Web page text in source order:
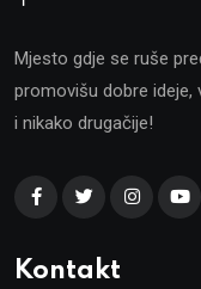
Mjesto gdje se ruše
promovišu dobre ideje,
i nikako drugačije!
Kontakt